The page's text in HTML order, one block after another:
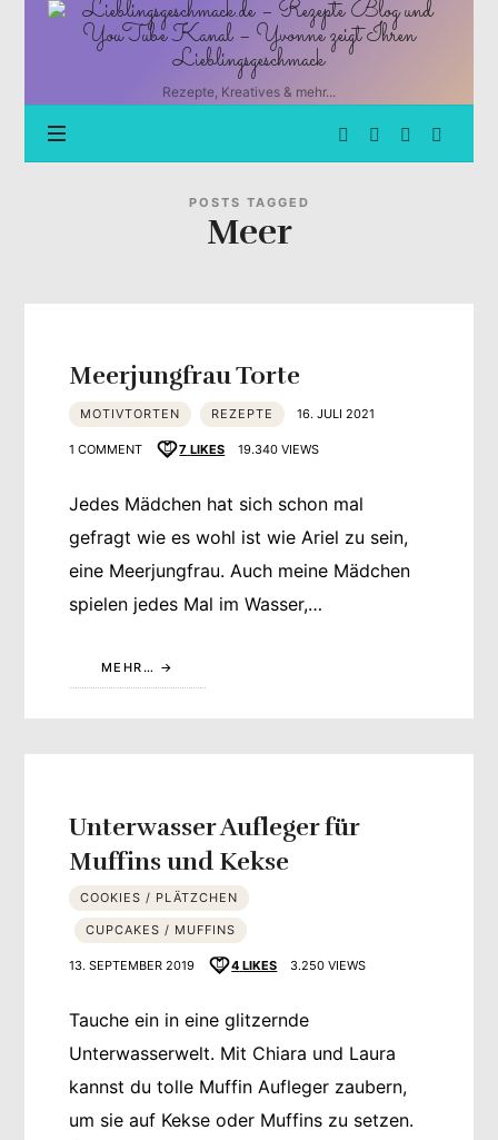
Lieblingsgeschmack.de
Rezepte
und
YouTube
Kanal
Rezepte, Kreatives & mehr...
POSTS TAGGED
Meer
Meerjungfrau Torte
MOTIVTORTEN REZEPTE 16. JULI 2021
1 COMMENT 7 LIKES 19.340 VIEWS
Jedes Mädchen hat sich schon mal
gefragt wie es wohl ist wie Ariel zu sein,
eine Meerjungfrau. Auch meine Mädchen
spielen jedes Mal im Wasser,…
MEHR…
Unterwasser Aufleger für
Muffins und Kekse
COOKIES / PLÄTZCHEN
CUPCAKES / MUFFINS
13. SEPTEMBER 2019 4 LIKES 3.250 VIEWS
Tauche ein in eine glitzernde
Unterwasserwelt. Mit Chiara und Laura
kannst du tolle Muffin Aufleger zaubern,
um sie auf Kekse oder Muffins zu setzen.